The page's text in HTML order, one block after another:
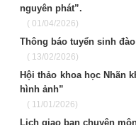
nguyên phát”.
( 01/04/2026)
Thông báo tuyển sinh
( 13/02/2026)
Hội thảo khoa học Nhãn
hình ảnh”
( 11/01/2026)
Lịch giao ban chuyên